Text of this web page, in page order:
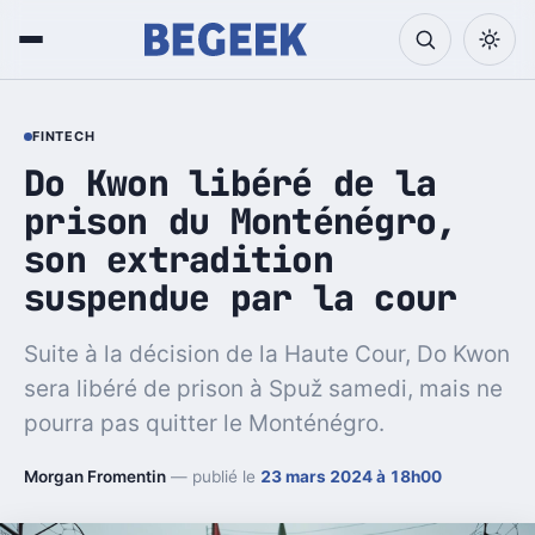
FINTECH
Do Kwon libéré de la
prison du Monténégro,
son extradition
suspendue par la cour
Suite à la décision de la Haute Cour, Do Kwon
sera libéré de prison à Spuž samedi, mais ne
pourra pas quitter le Monténégro.
Morgan Fromentin — publié le 23 mars 2024 à 18h00